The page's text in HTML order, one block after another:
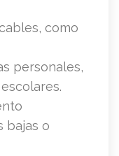
como
personales,
bajas o